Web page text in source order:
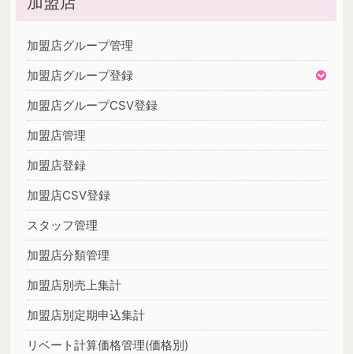
加盟店グループ管理
加盟店グループ登録
加盟店グループCSV登録
加盟店管理
加盟店登録
加盟店CSV登録
スタッフ管理
加盟店分類管理
加盟店別売上集計
加盟店別定期申込集計
リベート計算価格管理(価格別)